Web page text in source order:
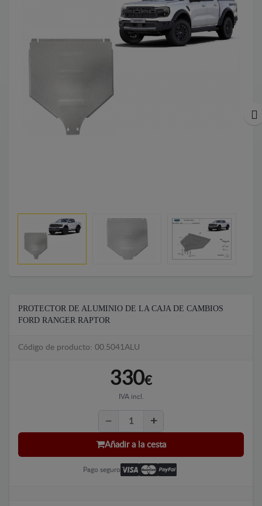
PROTECTOR DE ALUMINIO DE LA CAJA DE CAMBIOS
FORD RANGER RAPTOR
Código de producto: 00.5041ALU
330€
IVA incl.
Añadir a la cesta
Pago seguro